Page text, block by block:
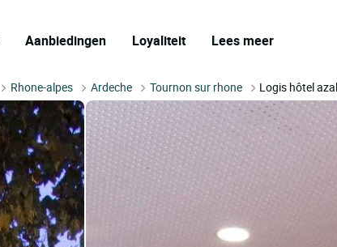
Aanbiedingen Loyaliteit Lees meer
Rhone-alpes Ardeche Tournon sur rhone Logis hôtel